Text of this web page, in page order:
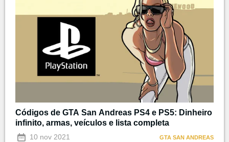
Códigos de GTA San Andreas PS4 e PS5: Dinheiro
infinito, armas, veículos e lista completa
10 nov 2021 GTA SAN ANDREAS